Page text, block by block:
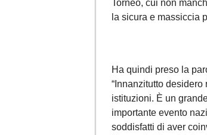
Torneo, cui non
la sicura e massiccia
Ha quindi preso la
“Innanzitutto
istituzioni. È un
importante evento
soddisfatti di aver